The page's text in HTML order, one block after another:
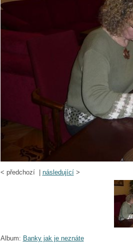
< předchozí | následující>
Album: Banky jak je neznáte